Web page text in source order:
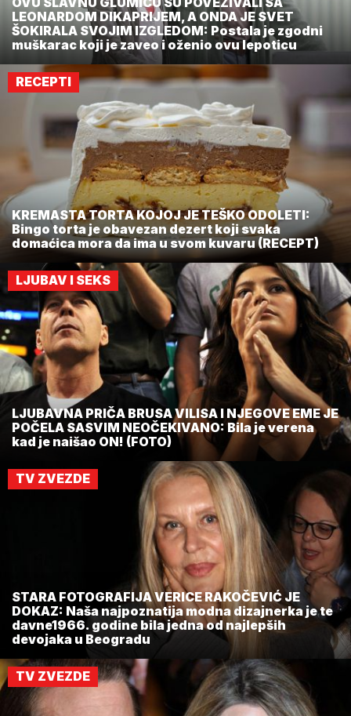
OVU SLAVNU GLUMICU SU POVEZIVALI SA
LEONARDOM DIKAPRIJEM, A ONDA JE SVET
ŠOKIRALA SVOJIM IZGLEDOM: Postala je zgodni
muškarac koji je zaveo i oženio ovu lepoticu
RECEPTI
KREMASTA TORTA KOJOJ JE TEŠKO ODOLETI:
Bingo torta je obavezan dezert koji svaka
domaćica mora da ima u svom kuvaru (RECEPT)
LJUBAV I SEKS
LJUBAVNA PRIČA BRUSA VILISA I NJEGOVE EME JE
POČELA SASVIM NEOČEKIVANO: Bila je verena
kad je naišao ON! (FOTO)
TV ZVEZDE
STARA FOTOGRAFIJA VERICE RAKOČEVIĆ JE
DOKAZ: Naša najpoznatija modna dizajnerka je te
davne1966. godine bila jedna od najlepših
devojaka u Beogradu
TV ZVEZDE